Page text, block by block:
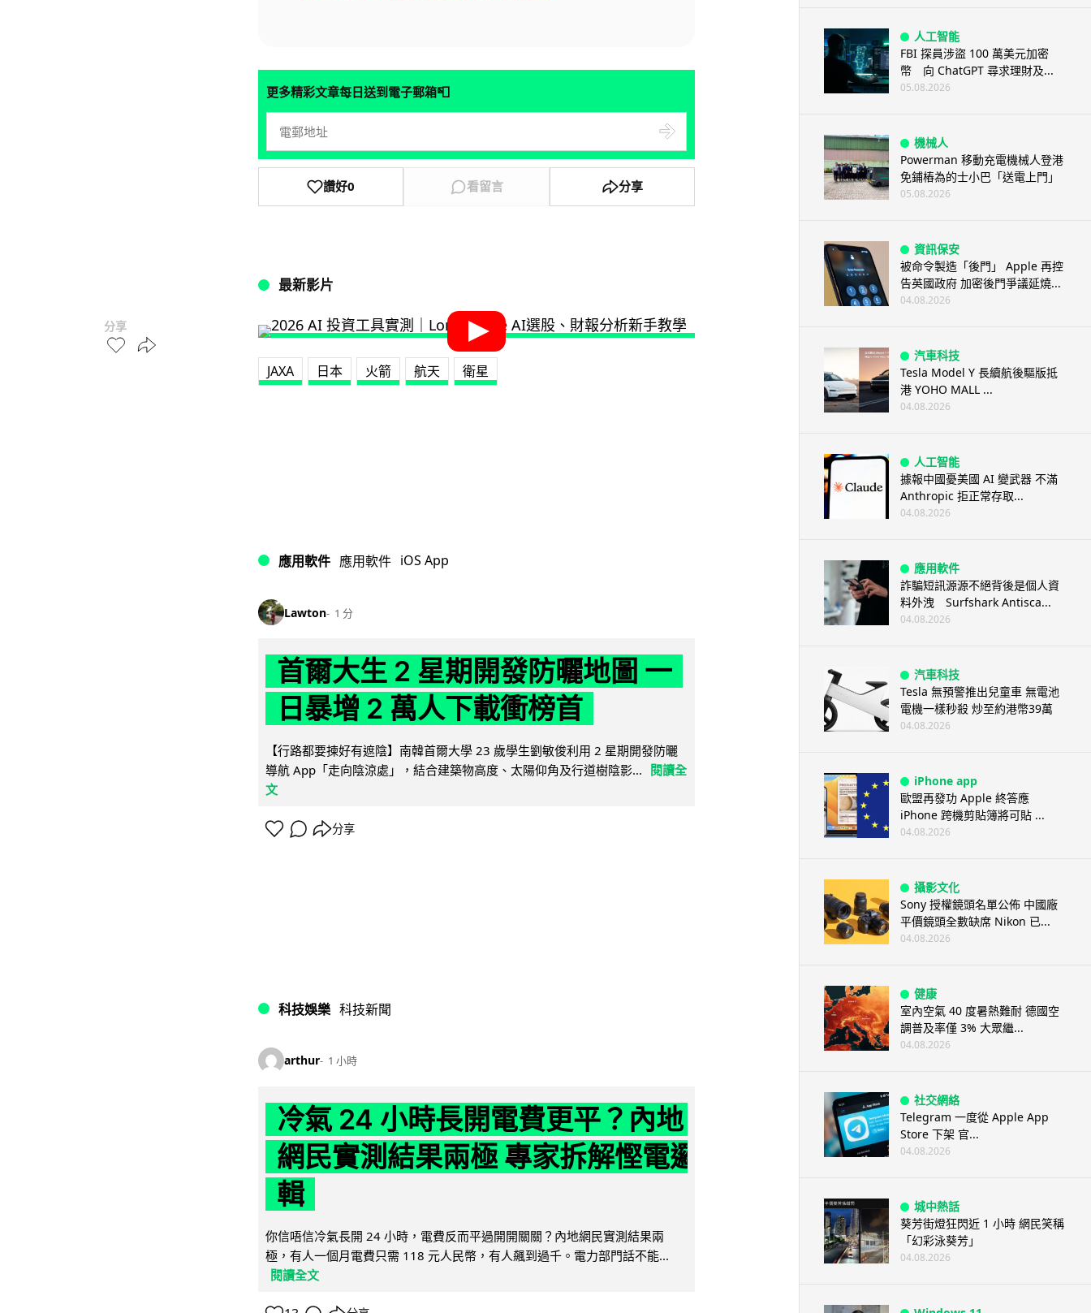
分享
更多精彩文章每日送到電子郵箱📮
讚好0 看留言 分享
最新影片
JAXA 日本 火箭 航天 衛星
應用軟件 應用軟件 iOS App
Lawton 1 分
首爾大生 2 星期開發防曬地圖 一
日暴增 2 萬人下載衝榜首
【行路都要揀好有遮陰】南韓首爾大學 23 歲學生劉敏俊利用 2 星期開發防曬
導航 App「走向陰涼處」，結合建築物高度、太陽仰角及行道樹陰影...
閱讀全
文
分享
科技娛樂 科技新聞
arthur 1 小時
冷氣 24 小時長開電費更平？內地
網民實測結果兩極 專家拆解慳電邏
輯
你信唔信冷氣長開 24 小時，電費反而平過開開關關？內地網民實測結果兩
極，有人一個月電費只需 118 元人民幣，有人飆到過千。電力部門話不能...
閱讀全文
人工智能
FBI 探員涉盜 100 萬美元加密
幣 向 ChatGPT 尋求理財及...
05.08.2026
機械人
Powerman 移動充電機械人登港
免鋪樁為的士小巴「送電上門」
05.08.2026
資訊保安
被命令製造「後門」 Apple 再控
告英國政府 加密後門爭議延燒...
04.08.2026
汽車科技
Tesla Model Y 長續航後驅版抵
港 YOHO MALL ...
04.08.2026
人工智能
據報中國憂美國 AI 變武器 不滿
Anthropic 拒正常存取...
04.08.2026
應用軟件
詐騙短訊源源不絕背後是個人資
料外洩 Surfshark Antisca...
04.08.2026
汽車科技
Tesla 無預警推出兒童車 無電池
電機一樣秒殺 炒至約港幣39萬
04.08.2026
iPhone app
歐盟再發功 Apple 終答應
iPhone 跨機剪貼簿將可貼 ...
04.08.2026
攝影文化
Sony 授權鏡頭名單公佈 中國廠
平價鏡頭全數缺席 Nikon 已...
04.08.2026
健康
室內空氣 40 度暑熱難耐 德國空
調普及率僅 3% 大眾繼...
04.08.2026
社交網絡
Telegram 一度從 Apple App
Store 下架 官...
04.08.2026
城中熱話
葵芳街燈狂閃近 1 小時 網民笑稱
「幻彩泳葵芳」
04.08.2026